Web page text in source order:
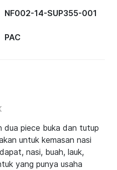
NF002-14-SUP355-001
PAC
dua piece buka dan tutup
untuk kemasan nasi
nasi, buah, lauk,
yang punya usaha